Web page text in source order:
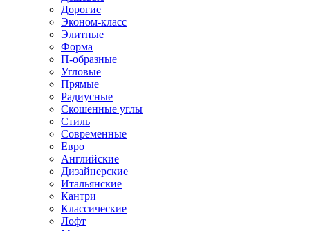
Дорогие
Эконом-класс
Элитные
Форма
П-образные
Угловые
Прямые
Радиусные
Скошенные углы
Стиль
Современные
Евро
Английские
Дизайнерские
Итальянские
Кантри
Классические
Лофт